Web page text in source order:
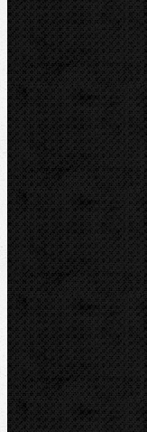
U nás zaplatíte
2 519,00Kč
U nás zaplatíte s
3 047,99 Kč
Dostupnost:
skladem
Množství:
Kód zboží:
595371
Značka:
CBC
Popis
Zařazení
Komentáře (0)